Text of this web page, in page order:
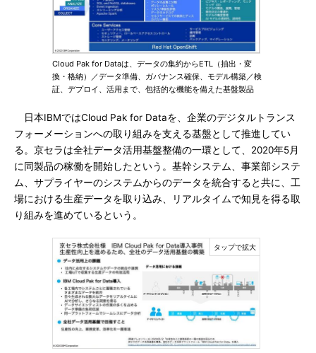
Cloud Pak for Dataは、データの集約からETL（抽出・変
換・格納）／データ準備、ガバナンス確保、モデル構築／検
証、デプロイ、活用まで、包括的な機能を備えた基盤製品
日本IBMではCloud Pak for Dataを、企業のデジタルトランス
フォーメーションへの取り組みを支える基盤として推進してい
る。京セラは全社データ活用基盤整備の一環として、2020年5月
に同製品の稼働を開始したという。基幹システム、事業部システ
ム、サプライヤーのシステムからのデータを統合すると共に、工
場における生産データを取り込み、リアルタイムで知見を得る取
り組みを進めているという。